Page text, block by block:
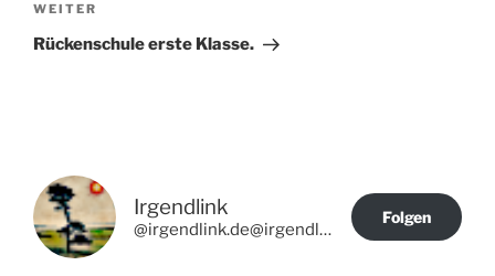
Nächster
Beitrag
WEITER
Rückenschule erste Klasse.
Irgendlink
@irgendlink.de@irgendlink.de
Folgen